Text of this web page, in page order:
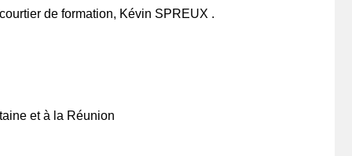
de formation, Kévin SPREUX .
et à la Réunion